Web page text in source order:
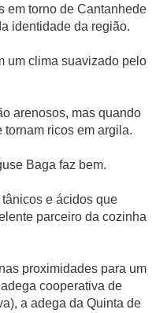
em torno de Cantanhede
identidade da região.
um clima suavizado pelo
arenosos, mas quando
ricos em argila.
Baga faz bem.
e ácidos que
parceiro da cozinha
proximidades para um
cooperativa de
a adega da Quinta de